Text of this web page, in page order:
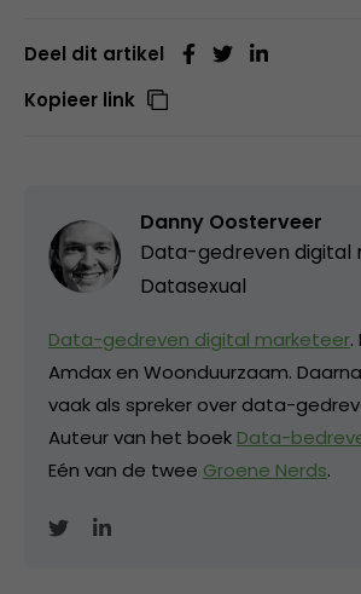
Deel dit artikel
Kopieer link
Danny Oosterveer
Data-gedreven digital
Datasexual
Data-gedreven digital marketeer.
Amdax en Woonduurzaam.
vaak als spreker over data-
Auteur van het boek Data-
Eén van de twee Groene Nerds.